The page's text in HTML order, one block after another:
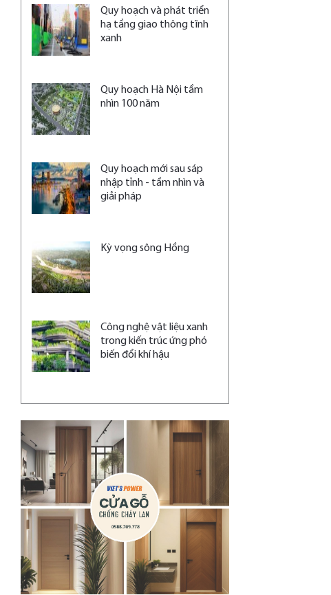
Quy hoạch và phát triển
hạ tầng giao thông tĩnh
xanh
Quy hoạch Hà Nội tầm
nhìn 100 năm
Quy hoạch mới sau sáp
nhập tỉnh - tầm nhìn và
giải pháp
Kỳ vọng sông Hồng
Công nghệ vật liệu xanh
trong kiến trúc ứng phó
biến đổi khí hậu